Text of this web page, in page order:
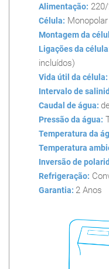
Alimentação:
Célula:
Montagem da
Ligações da
incluídos)
Vida útil da célula:
Intervalo de
Caudal de água:
Pressão da água:
Temperatura da
Temperatura
Inversão de
Refrigeração:
Garantia: 2 Anos